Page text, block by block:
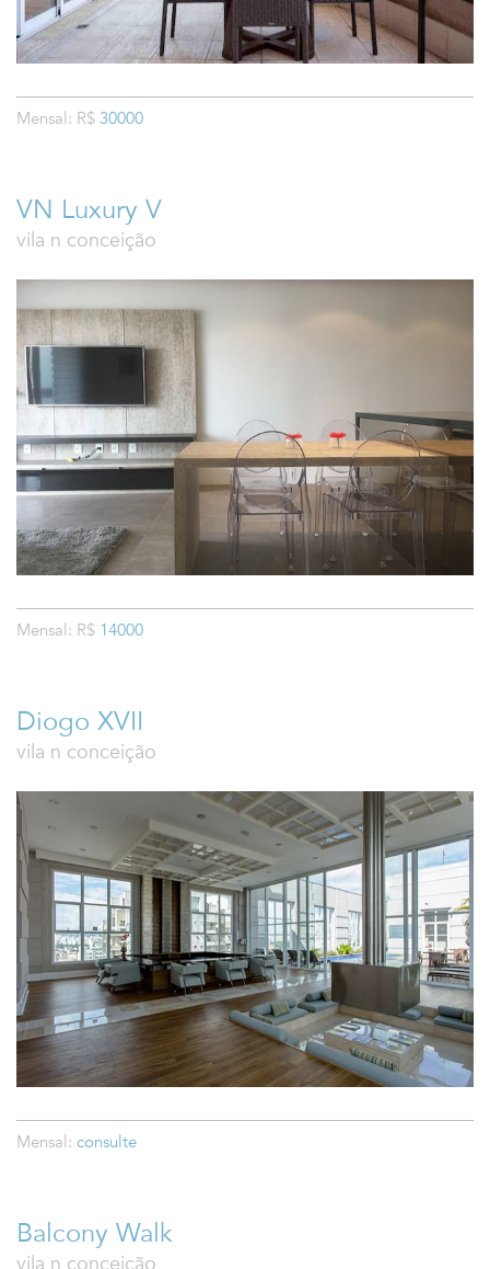
Mensal: R$ 30000
VN Luxury V
vila n conceição
Mensal: R$ 14000
Diogo XVII
vila n conceição
Mensal: consulte
Balcony Walk
vila n conceição